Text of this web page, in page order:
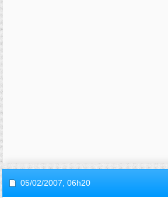
05/02/2007, 06h20